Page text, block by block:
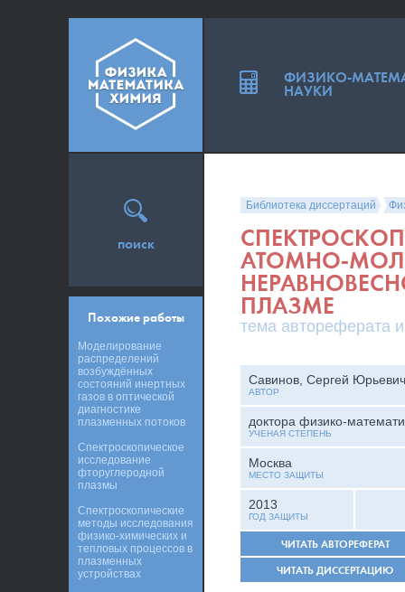
Библиотека диссертаций
АТОМНО-
ПЛАЗМЕ
тема автореферата
Савинов, Сергей Юрьевич
АВТОР
доктора физико-
УЧЕНАЯ СТЕПЕНЬ
Москва
МЕСТО ЗАЩИТЫ
2013
ГОД ЗАЩИТЫ
ЧИТАТЬ АВТОРЕФЕРАТ
ЧИТАТЬ ДИССЕРТАЦИЮ
поиск
Похожие работы
Моделирование
распределений
возбуждённых
состояний инертных
газов в оптической
диагностике
плазменных потоков
Спектроскопическое
исследование
фторуглеродной
плазмы
Спектроскопические
методы исследования
физико-химических и
тепловых процессов в
плазменных
устройствах
ФИЗИКО-
НАУКИ